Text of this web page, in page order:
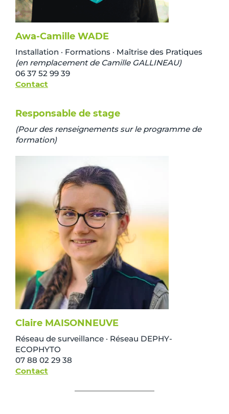
Awa-Camille WADE
Installation · Formations · Maîtrise des Pratiques
(en remplacement de Camille GALLINEAU)
06 37 52 99 39
Contact
Responsable de stage
(Pour des renseignements sur le programme de
formation)
Claire MAISONNEUVE
Réseau de surveillance · Réseau DEPHY-
ECOPHYTO
07 88 02 29 38
Contact